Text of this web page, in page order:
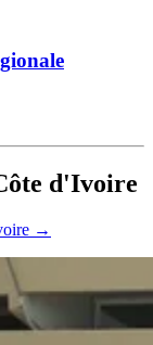
d'Ivoire
→